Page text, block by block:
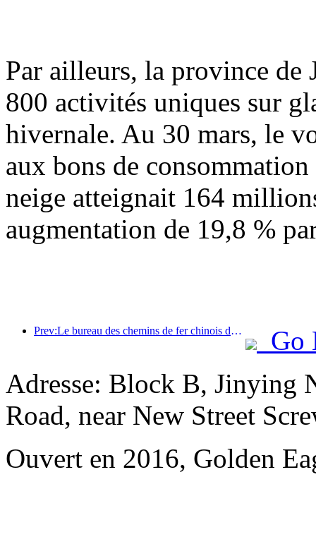
Par ailleurs, la province de
800 activités uniques sur
hivernale. Au 30 mars, le
aux bons de
neige atteignait 164
augmentation de 19,8 %
Prev:Le bureau des chemins de fer chinois de Pékin lance les transports pour les vacances de la fête de Qingming et prévoit de transporter 7,37 millions de passagers.
Go
Adresse: Block B, Jinying
Road, near New Street
Ouvert en 2016, Golden